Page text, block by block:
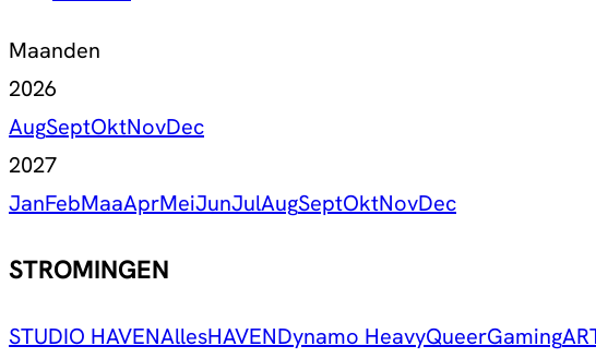
Maanden
2026
AugSeptOktNovDec
2027
JanFebMaaAprMeiJunJulAugSeptOktNovDec
STROMINGEN
STUDIO HAVENAllesHAVENDynamo HeavyQueerGaming